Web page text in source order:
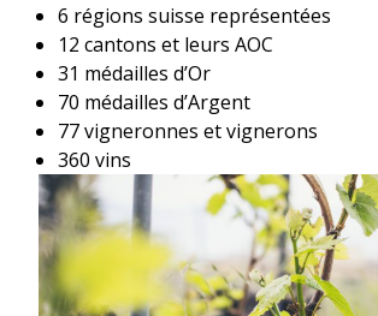
6 régions suisse représentées
12 cantons et leurs AOC
31 médailles d’Or
70 médailles d’Argent
77 vigneronnes et vignerons
360 vins